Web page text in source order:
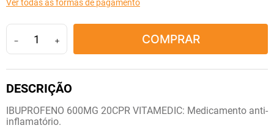
Ver todas as formas de pagamento
＋
－ COMPRAR
IBUPROFENO 600MG 20CPR VITAMEDIC: Medicamento anti-
inflamatório.